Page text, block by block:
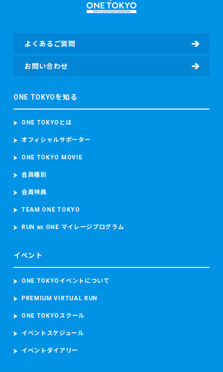
よくあるご質問
お問い合わせ
ONE TOKYOを知る
ONE TOKYOとは
オフィシャルサポーター
ONE TOKYO MOVIE
会員種別
会員特典
TEAM ONE TOKYO
RUN as ONE マイレージプログラム
イベント
ONE TOKYOイベントについて
PREMIUM VIRTUAL RUN
ONE TOKYOスクール
イベントスケジュール
イベントダイアリー